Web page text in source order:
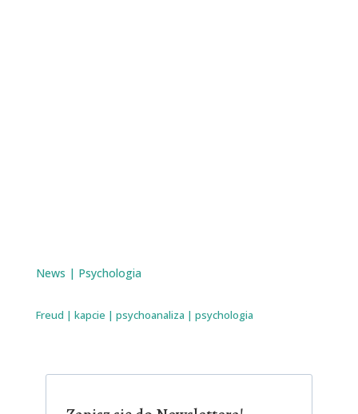
News | Psychologia
Freud | kapcie | psychoanaliza | psychologia